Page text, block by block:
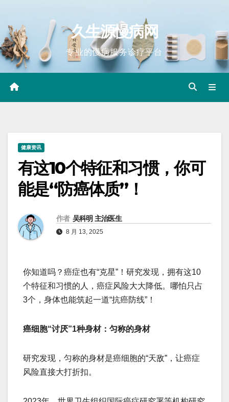
content
久生源慢病网
专业的慢病服务诊疗平台
健康资讯
有这10个特征和习惯，你可
能是“防癌体质”！
作者 吴科明 主治医生
8 月 13, 2025
你知道吗？癌症也有“克星”！研究发现，拥有这10
个特征和习惯的人，癌症风险大大降低。哪怕只占
3个，身体也能筑起一道“抗癌防线”！
癌细胞“讨厌”1种身材：匀称的身材
研究发现，匀称的身材是癌细胞的“天敌”，让癌症
风险直接大打折扣。